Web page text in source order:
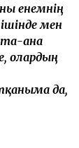
енемнің
мен
ана
олардың
да,